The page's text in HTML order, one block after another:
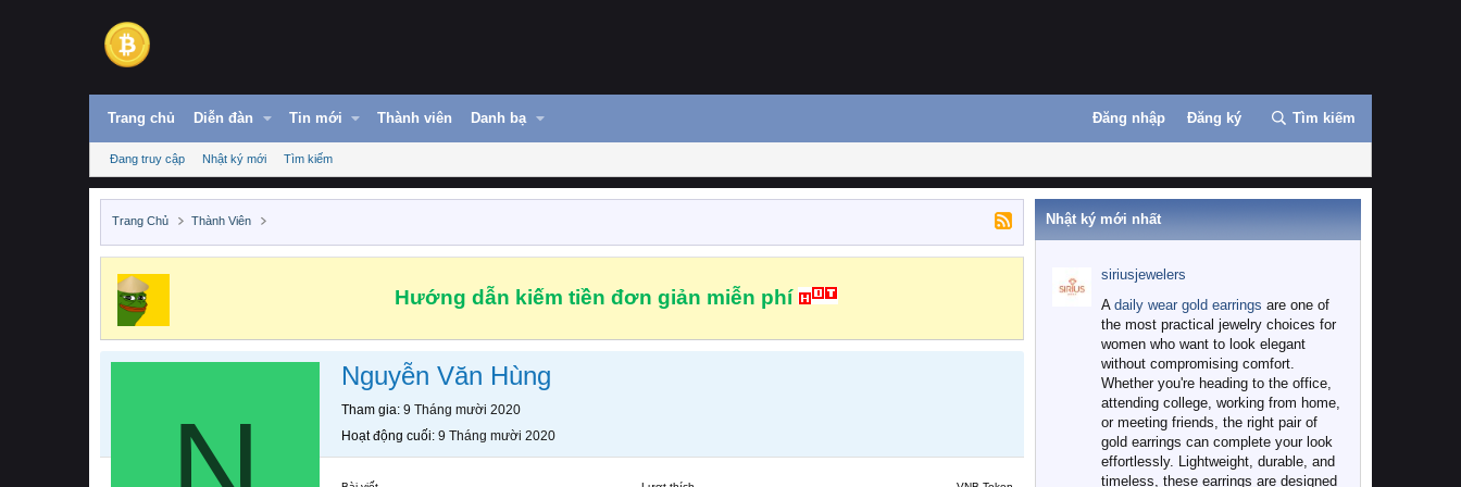
Trang chủ Diễn đàn Tin mới Thành viên Danh bạ Đăng nhập Đăng ký Tìm kiếm
Đang truy cập Nhật ký mới Tìm kiếm
Trang Chủ Thành Viên
Hướng dẫn kiếm tiền đơn giản miễn phí
Nguyễn Văn Hùng
Tham gia 9 Tháng mười 2020
Hoạt động cuối 9 Tháng mười 2020
Nhật ký mới nhất
siriusjewelers
A daily wear gold earrings are one of
the most practical jewelry choices for
women who want to look elegant
without compromising comfort.
Whether you're heading to the office,
attending college, working from home,
or meeting friends, the right pair of
gold earrings can complete your look
effortlessly. Lightweight, durable, and
timeless, these earrings are designed